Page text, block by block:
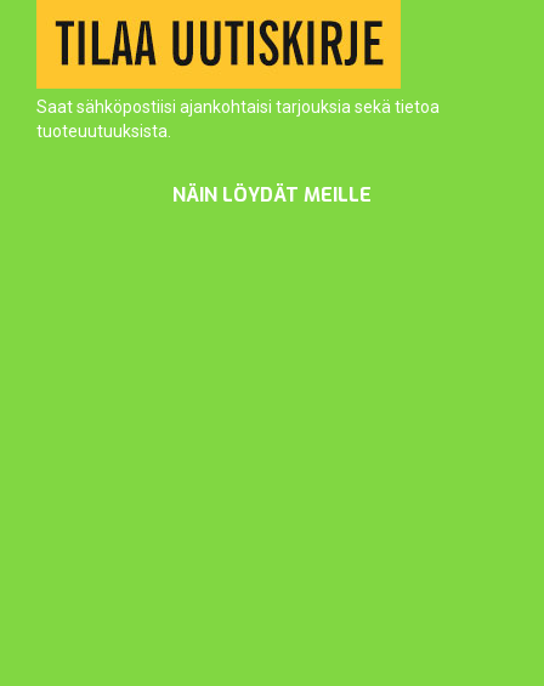
Saat sähköpostiisi ajankohtaisi tarjouksia sekä tietoa
tuoteuutuuksista.
NÄIN LÖYDÄT MEILLE